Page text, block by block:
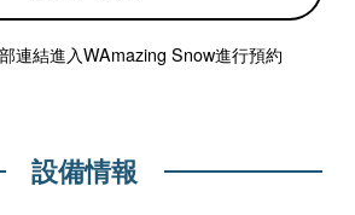
連結進入WAmazing Snow進行預約
設備情報